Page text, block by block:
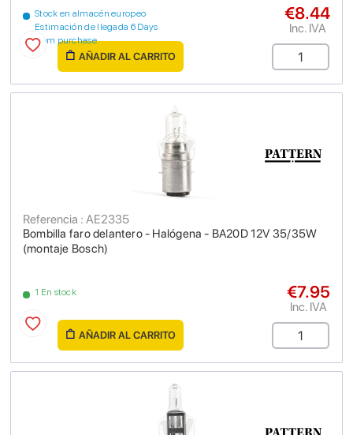
Stock en almacén europeo
Estimación de llegada 6 Days
from purchase
€8.44
Inc. IVA
AÑADIR AL CARRITO
Bombilla faro delantero - Halógena - BA20D 12V 35/35W
(montaje Bosch)
Referencia : AE2335
1 En stock €7.95
Inc. IVA
AÑADIR AL CARRITO